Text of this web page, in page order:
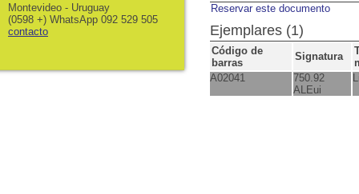
Reservar este documento
Ejemplares (1)
Código de
barras
Signatura
A02041
750.92
ALEui
Montevideo - Uruguay
(0598 +) WhatsApp 092 529 505
contacto